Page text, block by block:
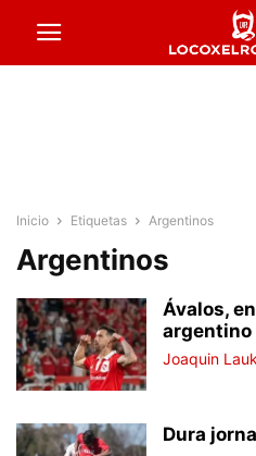
Inicio Etiquetas Argentinos
Argentinos
Ávalos,
argentino
Joaquin
Dura